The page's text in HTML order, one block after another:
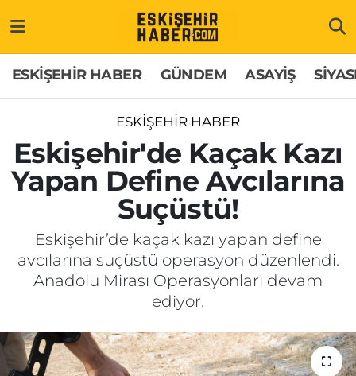
ESKİŞEHİR HABER GÜNDEM ASAYİŞ
ESKİŞEHİR HABER
Eskişehir'de Kaçak Kazı
Yapan Define Avcılarına
Suçüstü!
Eskişehir’de kaçak kazı yapan define
avcılarına suçüstü operasyon düzenlendi.
Anadolu Mirası Operasyonları devam
ediyor.
GÜNDEM
ASAYİŞ
SİYASET
SAĞLIK
SPOR
Hakkımızda
İletişim
Künye
Odunpazarı Trafik Yoğunluk Haritası
Süper Lig Puan Durumu ve Fikstür
Tüm Manşetler
Son Dakika Haberleri
Haber Arşivi